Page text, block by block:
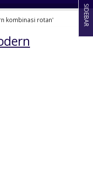
kombinasi rotan' SIDEBAR